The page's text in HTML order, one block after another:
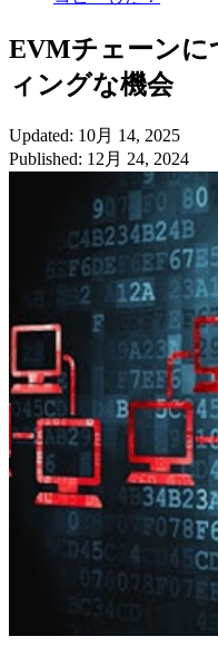
EVMチェーンに
ィングな機会
Updated: 10月 14, 2025
Published: 12月 24, 2024